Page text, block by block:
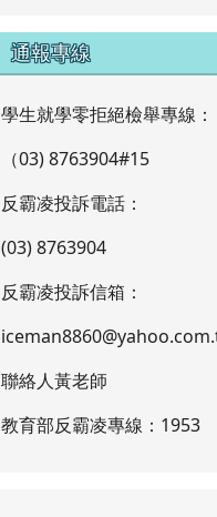
通報專線
學生就學零拒絕檢舉專線：
（03) 8763904#15
反霸凌投訴電話：
(03) 8763904
反霸凌投訴信箱：
聯絡人黃老師
教育部反霸凌專線：1953